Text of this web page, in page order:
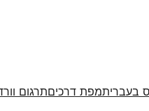
בעבריתמפת דרכיםתרגום